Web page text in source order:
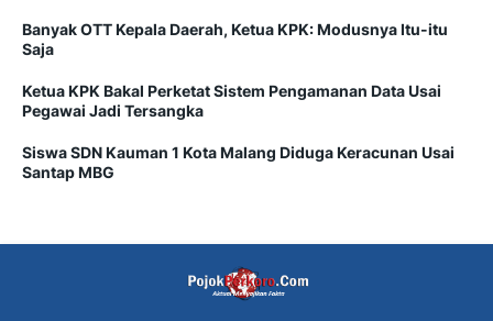
Banyak OTT Kepala Daerah, Ketua KPK: Modusnya Itu-itu
Saja
Ketua KPK Bakal Perketat Sistem Pengamanan Data Usai
Pegawai Jadi Tersangka
Siswa SDN Kauman 1 Kota Malang Diduga Keracunan Usai
Santap MBG